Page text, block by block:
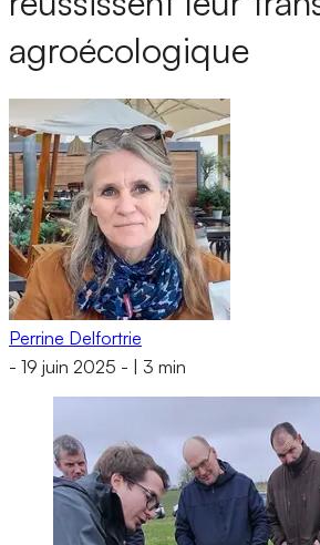
agroécologique
Perrine Delfortrie
- 19 juin 2025 - 3 min